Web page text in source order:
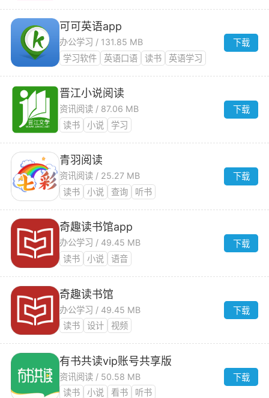
可可英语app
办公学习 / 131.85 MB
学习软件
英语口语 读书 英语学习
下载
晋江小说阅读
资讯阅读 / 87.06 MB
读书
小说 学习
下载
青羽阅读
资讯阅读 / 25.27 MB
读书
小说 查询 听书
下载
奇趣读书馆app
办公学习 / 49.45 MB
读书
小说 语音
下载
奇趣读书馆
办公学习 / 49.45 MB
读书
设计 视频
下载
有书共读vip账号共享版
资讯阅读 / 50.58 MB
读书
小说 看书 听书
下载